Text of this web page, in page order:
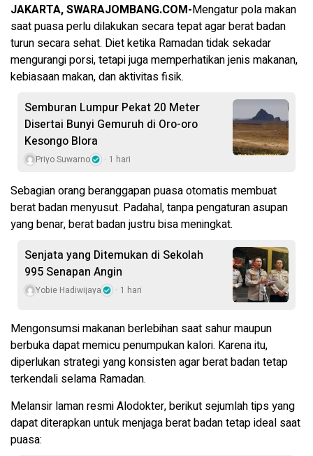
JAKARTA, SWARAJOMBANG.COM-Mengatur pola makan
saat puasa perlu dilakukan secara tepat agar berat badan
turun secara sehat. Diet ketika Ramadan tidak sekadar
mengurangi porsi, tetapi juga memperhatikan jenis makanan,
kebiasaan makan, dan aktivitas fisik.
Semburan Lumpur Pekat 20 Meter
Disertai Bunyi Gemuruh di Oro-oro
Kesongo Blora
Priyo Suwarno 1 hari
Sebagian orang beranggapan puasa otomatis membuat
berat badan menyusut. Padahal, tanpa pengaturan asupan
yang benar, berat badan justru bisa meningkat.
Senjata yang Ditemukan di Sekolah
995 Senapan Angin
Yobie Hadiwijaya 1 hari
Mengonsumsi makanan berlebihan saat sahur maupun
berbuka dapat memicu penumpukan kalori. Karena itu,
diperlukan strategi yang konsisten agar berat badan tetap
terkendali selama Ramadan.
Melansir laman resmi Alodokter, berikut sejumlah tips yang
dapat diterapkan untuk menjaga berat badan tetap ideal saat
puasa: